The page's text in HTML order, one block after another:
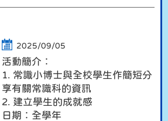
2025/09/05
活動簡介︰
1. 常識小博士與全校學生作簡短分
享有關常識科的資訊
2. 建立學生的成就感
日期︰全學年